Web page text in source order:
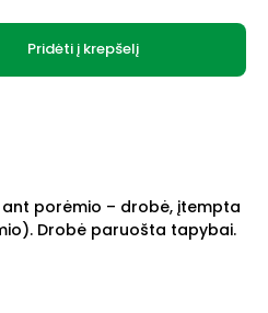
Pridėti į krepšelį
porėmio – drobė, įtempta
Drobė paruošta tapybai.